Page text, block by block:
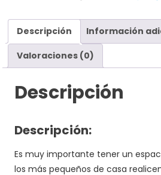
Descripción Información
Valoraciones (0)
Descripción
Descripción:
Es muy importante tener un
los más pequeños de casa